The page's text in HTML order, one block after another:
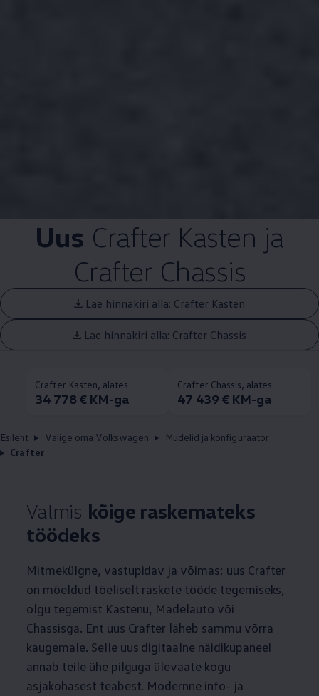
Uus Crafter Kasten ja
Crafter Chassis
Lae hinnakiri alla: Crafter Kasten
Lae hinnakiri alla: Crafter Chassis
Crafter Kasten, alates
34 778 € KM-ga
Crafter Chassis, alates
47 439 € KM-ga
Esileht Valige oma Volkswagen
Mudelid ja konfiguraator
Crafter
Valmis kõige raskemateks
töödeks
Mitmekülgne, vastupidav ja võimas: uus Crafter
on mõeldud tõeliselt raskete tööde tegemiseks,
olgu tegemist Kastenu, Madelauto või
Chassisga. Ent uus Crafter läheb sammu võrra
kaugemale. Selle uus digitaalne näidikupaneel
annab teile ühe pilguga ülevaate kogu
asjakohasest teabest. Modernne info- ja